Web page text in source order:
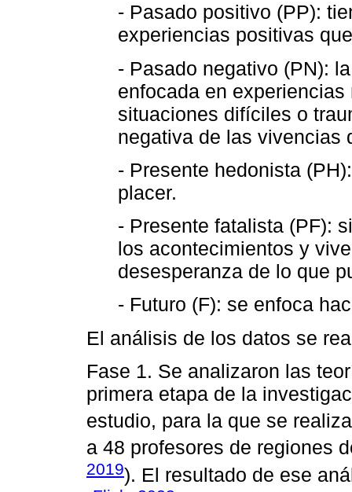
- Pasado positivo (PP):
experiencias positivas
- Pasado negativo (PN):
enfocada en
situaciones difíciles o
negativa de las vivencias
- Presente hedonista
placer.
- Presente fatalista (PF):
los acontecimientos y
desesperanza de lo que
- Futuro (F): se enfoca
El análisis de los datos se
Fase 1. Se analizaron las
primera etapa de la
estudio, para la que se
a 48 profesores de regiones
2019). El resultado de ese